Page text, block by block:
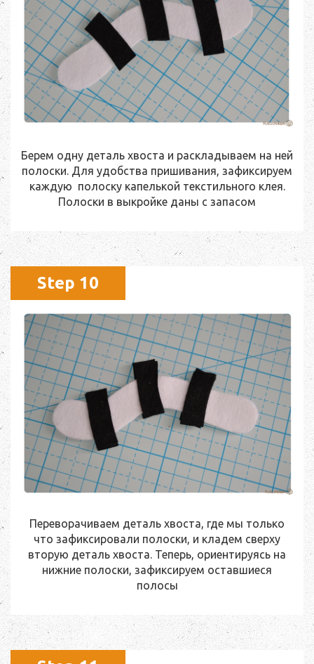
Берем одну деталь хвоста и раскладываем на ней
полоски. Для удобства пришивания, зафиксируем
каждую полоску капелькой текстильного клея.
Полоски в выкройке даны с запасом
Step 10
Переворачиваем деталь хвоста, где мы только
что зафиксировали полоски, и кладем сверху
вторую деталь хвоста. Теперь, ориентируясь на
нижние полоски, зафиксируем оставшиеся
полосы